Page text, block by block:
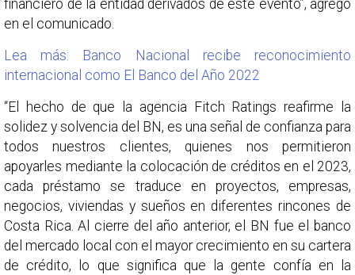
financiero de la entidad derivados de este evento”, agregó
en el comunicado.
Lea más: Banco Nacional recibe reconocimiento
internacional como El Banco del Año 2022
“El hecho de que la agencia Fitch Ratings reafirme la
solidez y solvencia del BN, es una señal de confianza para
todos nuestros clientes, quienes nos permitieron
apoyarles mediante la colocación de créditos en el 2023,
cada préstamo se traduce en proyectos, empresas,
negocios, viviendas y sueños en diferentes rincones de
Costa Rica. Al cierre del año anterior, el BN fue el banco
del mercado local con el mayor crecimiento en su cartera
de crédito, lo que significa que la gente confía en la